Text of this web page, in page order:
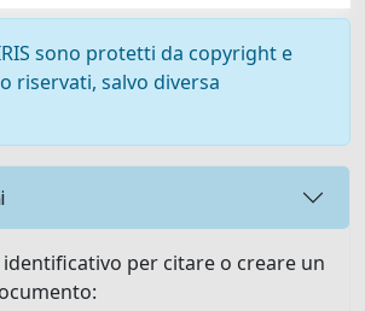
sono protetti da copyright e
riservati, salvo diversa
per citare o creare un